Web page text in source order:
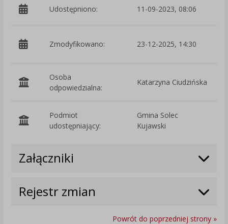
Udostępniono: 11-09-2023, 08:06
Zmodyfikowano: 23-12-2025, 14:30
Osoba
odpowiedzialna:
Katarzyna Ciudzińska
Podmiot
udostępniający:
Gmina Solec
Kujawski
Załączniki
Rejestr zmian
Powrót do poprzedniej strony »